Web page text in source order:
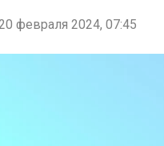
февраля 2024, 07:45